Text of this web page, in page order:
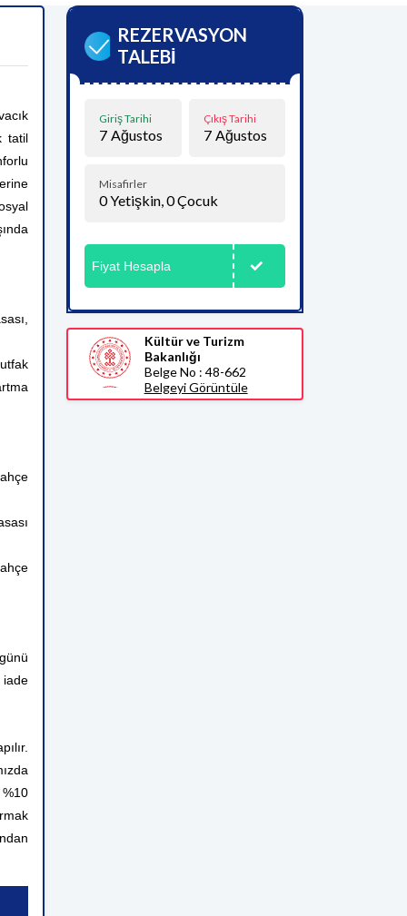
tatil
iade
REZERVASYON
TALEBİ
Giriş Tarihi
7 Ağustos
Çıkış Tarihi
7 Ağustos
Misafirler
0Yetişkin,0Çocuk
Fiyat Hesapla
Kültür ve Turizm
Bakanlığı
Belge No : 48-662
Belgeyi Görüntüle